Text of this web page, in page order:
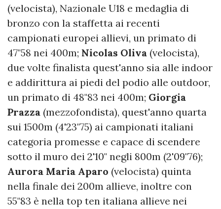
(velocista), Nazionale U18 e medaglia di
bronzo con la staffetta ai recenti
campionati europei allievi, un primato di
47"58 nei 400m; Nicolas Oliva (velocista),
due volte finalista quest'anno sia alle indoor
e addirittura ai piedi del podio alle outdoor,
un primato di 48"83 nei 400m; Giorgia
Prazza (mezzofondista), quest'anno quarta
sui 1500m (4'23"75) ai campionati italiani
categoria promesse e capace di scendere
sotto il muro dei 2'10" negli 800m (2'09"76);
Aurora Maria Aparo (velocista) quinta
nella finale dei 200m allieve, inoltre con
55"83 è nella top ten italiana allieve nei